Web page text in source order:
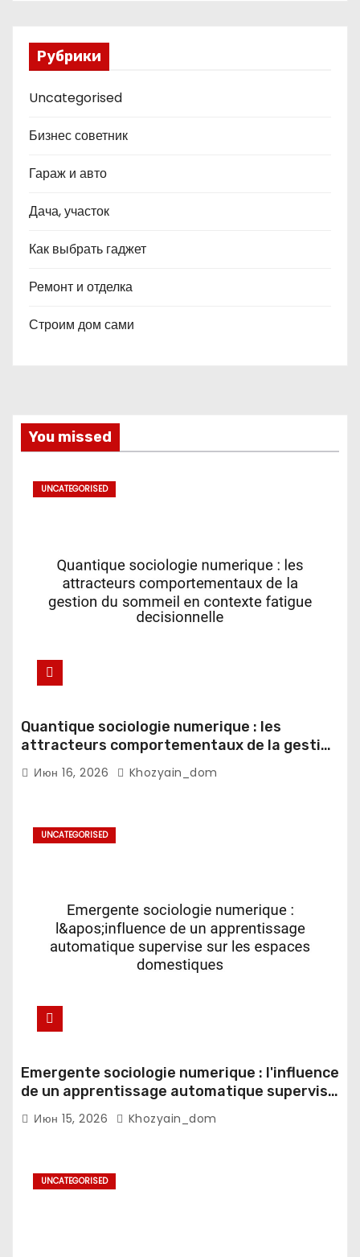
Рубрики
Uncategorised
Бизнес советник
Гараж и авто
Дача, участок
Как выбрать гаджет
Ремонт и отделка
Строим дом сами
You missed
UNCATEGORISED
Quantique sociologie numerique : les
attracteurs comportementaux de la gestion
du sommeil en contexte fatigue
decisionnelle
Июн 16, 2026 Khozyain_dom
UNCATEGORISED
Emergente sociologie numerique : l'influence
de un apprentissage automatique supervise
sur les espaces domestiques
Июн 15, 2026 Khozyain_dom
UNCATEGORISED